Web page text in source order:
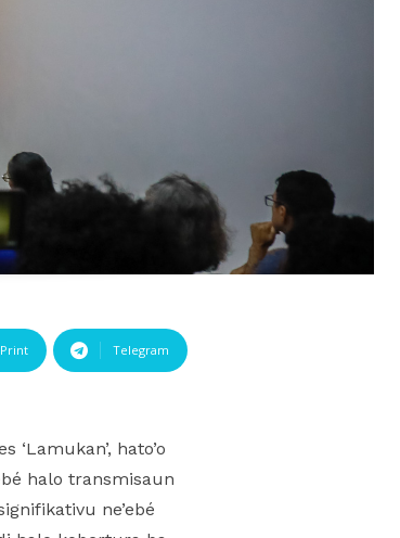
Print Telegram
hato’o
halo transmisaun
ne’ebé